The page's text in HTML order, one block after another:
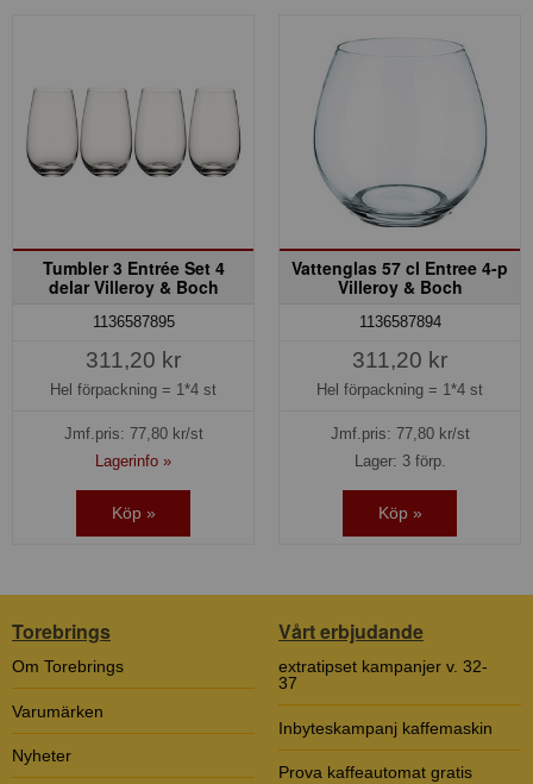
Tumbler 3 Entrée Set 4
delar Villeroy & Boch
1136587895
311,20 kr
Hel förpackning = 1*4 st
Jmf.pris: 77,80kr/st
Lagerinfo »
Köp »
Vattenglas 57 cl Entree 4-p
Villeroy & Boch
1136587894
311,20 kr
Hel förpackning = 1*4 st
Jmf.pris: 77,80kr/st
Lager: 3 förp.
Köp »
Torebrings
Om Torebrings
Varumärken
Nyheter
Vårt erbjudande
extratipset kampanjer v. 32-
37
Inbyteskampanj kaffemaskin
Prova kaffeautomat gratis